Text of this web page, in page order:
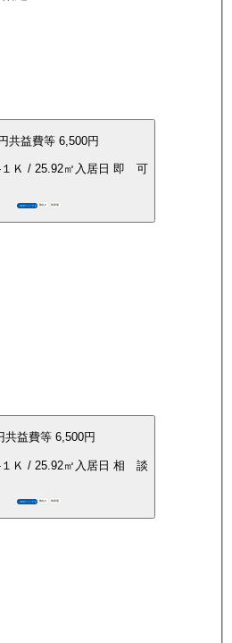
共益費等 6,500円
１Ｋ / 25.92㎡ 入居日 即 可
360°パノラマ 敷礼0 角部屋
共益費等 6,500円
１Ｋ / 25.92㎡ 入居日 相 談
360°パノラマ 敷礼0 角部屋